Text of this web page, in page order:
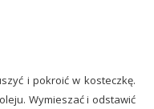
i pokroić w kosteczkę.
Wymieszać i odstawić